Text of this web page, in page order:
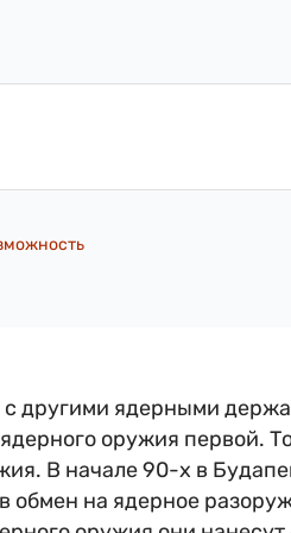
с другими ядерными
оружия первой.
В начале 90-х в
обмен на ядерное